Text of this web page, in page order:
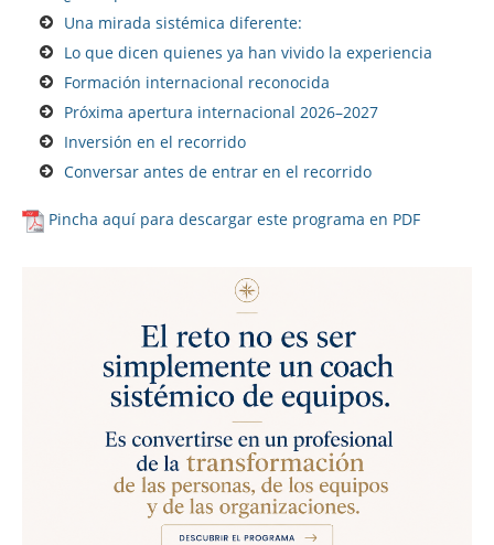
Una mirada sistémica diferente:
Lo que dicen quienes ya han vivido la experiencia
Formación internacional reconocida
Próxima apertura internacional 2026–2027
Inversión en el recorrido
Conversar antes de entrar en el recorrido
Pincha aquí para descargar este programa en PDF